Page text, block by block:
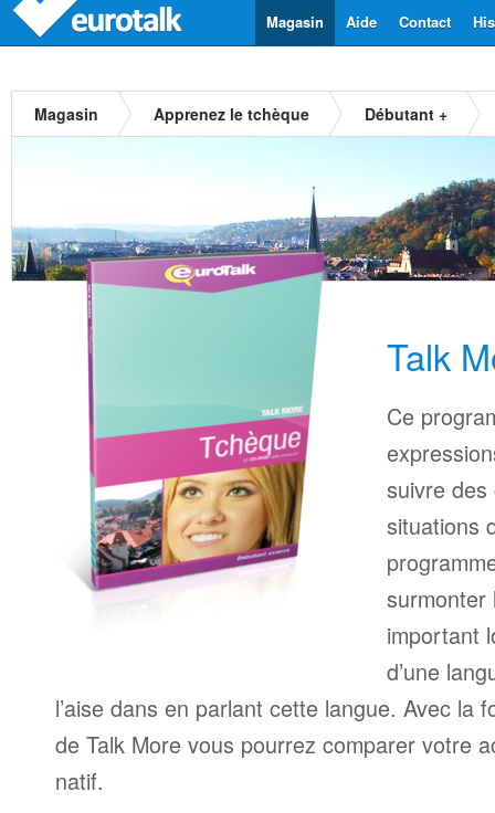
Contact
Aide
Magasin
Magasin Apprenez le tchèque Débutant +
Talk
Ce
suivre
situations
surmonter
important
d’une
l’aise dans en parlant cette langue. Avec la
de Talk More vous pourrez comparer votre
natif.